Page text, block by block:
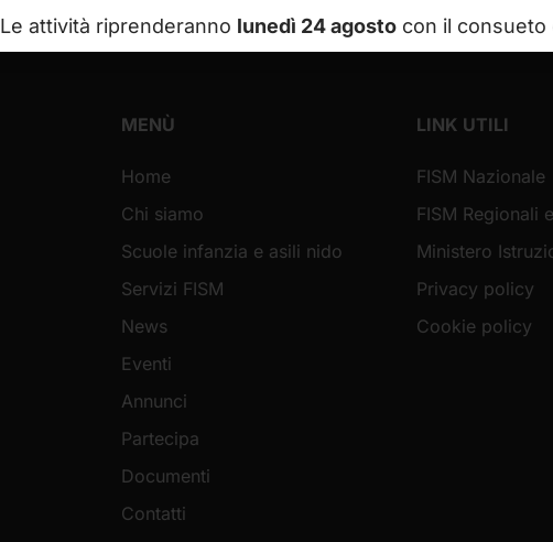
MENÙ
Home
Chi siamo
Scuole infanzia e asili nido
Servizi FISM
News
Eventi
Annunci
Partecipa
Documenti
Contatti
LINK UTILI
FISM Nazionale
FISM Regionali
Ministero
Privacy policy
Cookie policy
Le attività riprenderanno lunedì 24 agosto con il consueto